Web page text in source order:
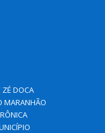
ZÉ DOCA
MARANHÃO